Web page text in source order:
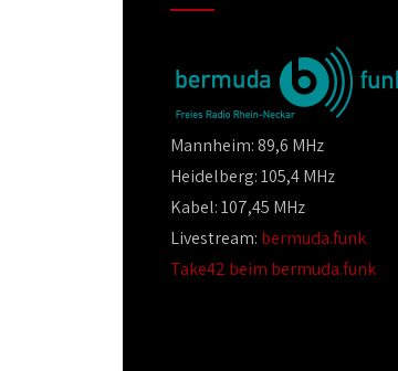
Mannheim: 89,6 MHz
Heidelberg: 105,4 MHz
Kabel: 107,45 MHz
Livestream: bermuda.funk
Take42 beim bermuda.funk